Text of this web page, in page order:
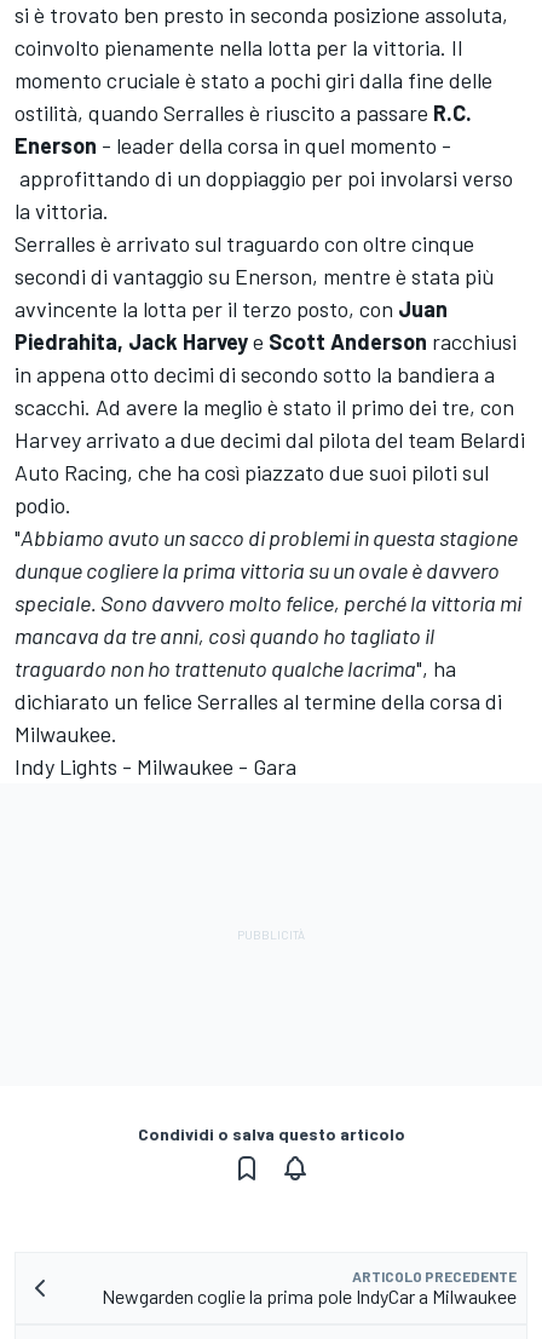
si è trovato ben presto in seconda posizione assoluta,
coinvolto pienamente nella lotta per la vittoria. Il
momento cruciale è stato a pochi giri dalla fine delle
ostilità, quando Serralles è riuscito a passare R.C.
Enerson - leader della corsa in quel momento -
approfittando di un doppiaggio per poi involarsi verso
la vittoria.
Serralles è arrivato sul traguardo con oltre cinque
secondi di vantaggio su Enerson, mentre è stata più
avvincente la lotta per il terzo posto, con Juan
Piedrahita, Jack Harveye Scott Anderson racchiusi
in appena otto decimi di secondo sotto la bandiera a
scacchi. Ad avere la meglio è stato il primo dei tre, con
Harvey arrivato a due decimi dal pilota del team Belardi
Auto Racing, che ha così piazzato due suoi piloti sul
podio.
"Abbiamo avuto un sacco di problemi in questa stagione
dunque cogliere la prima vittoria su un ovale è davvero
speciale. Sono davvero molto felice, perché la vittoria mi
mancava da tre anni, così quando ho tagliato il
traguardo non ho trattenuto qualche lacrima", ha
dichiarato un felice Serralles al termine della corsa di
Milwaukee.
Indy Lights - Milwaukee - Gara
Condividi o salva questo articolo
ARTICOLO PRECEDENTE
Newgarden coglie la prima pole IndyCar a Milwaukee